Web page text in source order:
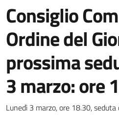
Consiglio
Ordine del
prossima
3 marzo: ore
Dettagli della
Lunedì 3 marzo, ore 18.30,